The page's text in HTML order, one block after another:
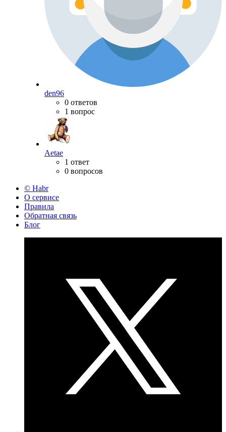
den96
0 ответов
1 вопрос
Aetae
1 ответ
0 вопросов
© Habr
О сервисе
Правила
Обратная связь
Блог